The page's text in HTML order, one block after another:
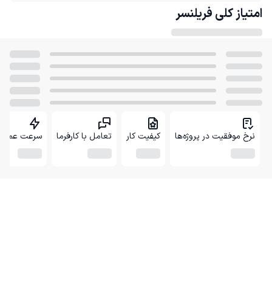
امتیاز کلی فریلنسر
نرخ موفقیت در پروژه‌ها کیفیت کار تعامل با کارفرما سرعت عمل